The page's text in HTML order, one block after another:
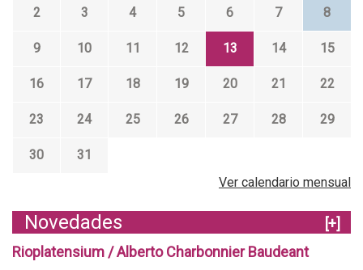
2 3 4 5 6 7 8
9 10 11 12 13 14 15
16 17 18 19 20 21 22
23 24 25 26 27 28 29
30
31
Ver calendario mensual
Novedades
[+]
Rioplatensium / Alberto Charbonnier Baudeant